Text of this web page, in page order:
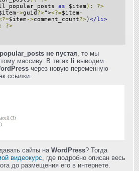
as $item ):
?>
->guid ?>"><?=$item -
$item ->comment_count?>)</li>
;
?>
не пустая , то мы
массиву. В тегах
li выводим
через новую переменную
ссылки.
сайты на WordPress? Тогда
видеокурс , где подробно описан весь
до размещения его в интернете.